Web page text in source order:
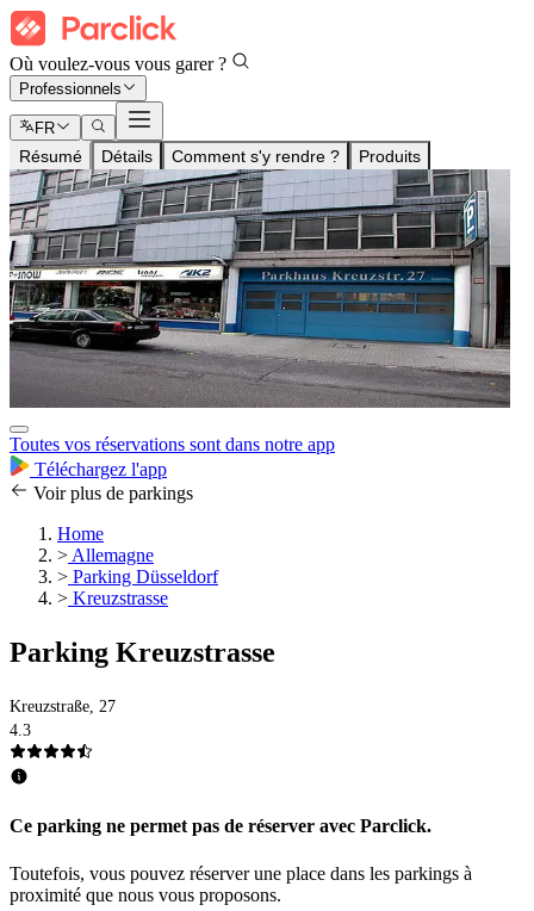
Où voulez-vous vous garer ?
Professionnels
FR
Résumé Détails Comment s'y rendre ? Produits
Toutes vos réservations sont dans notre app
Téléchargez l'app
Voir plus de parkings
Home
> Allemagne
> Parking Düsseldorf
> Kreuzstrasse
Parking Kreuzstrasse
Kreuzstraße, 27
4.3
Ce parking ne permet pas de réserver avec Parclick.
Toutefois, vous pouvez réserver une place dans les parkings à
proximité que nous vous proposons.